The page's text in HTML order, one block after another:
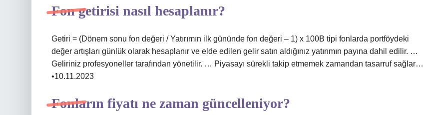
Fon getirisi nasıl hesaplanır?
Getiri = (Dönem sonu fon değeri / Yatırımın ilk gününde fon değeri – ​​1) x 100B tipi fonlarda portföydeki
değer artışları günlük olarak hesaplanır ve elde edilen gelir satın aldığınız yatırımın payına dahil edilir. …
Geliriniz profesyoneller tarafından yönetilir. … Piyasayı sürekli takip etmemek zamandan tasarruf sağlar…
•10.11.2023
Fonların fiyatı ne zaman güncelleniyor?